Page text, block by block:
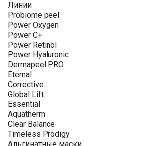
Линии
Probiome peel
Power Oxygen
Power C+
Power Retinol
Power Hyaluronic
Dermapeel PRO
Eternal
Corrective
Global Lift
Essential
Aquatherm
Clear Balance
Timeless Prodigy
Альгинатные маски